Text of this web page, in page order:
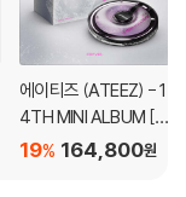
에이티즈 (ATEEZ) - 1
4TH MINI ALBUM [G
OLDEN HOUR : Part.
164,800원
19%